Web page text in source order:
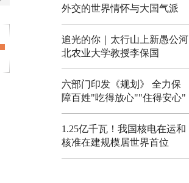
外交的世界情怀与大国气派
追光的你｜太行山上新愚公河
北农业大学教授李保国
六部门印发《规划》 全力保
障百姓"吃得放心""住得安心"
1.25亿千瓦！我国核电在运和
核准在建规模居世界首位